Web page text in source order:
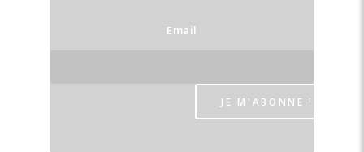
Email